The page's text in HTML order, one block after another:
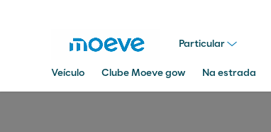
Particular
Veículo Clube Moeve gow Na estrada